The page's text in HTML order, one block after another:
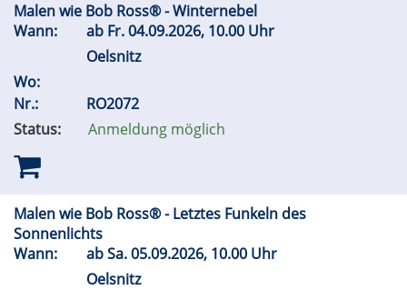
Malen wie Bob Ross® - Winternebel
Wann:
ab Fr.04.09.2026, 10.00 Uhr
Oelsnitz
Wo:
Nr.:
RO2072
Status:
Anmeldung möglich
Malen wie Bob Ross® - Letztes Funkeln des
Sonnenlichts
Wann:
abSa.05.09.2026, 10.00 Uhr
Oelsnitz